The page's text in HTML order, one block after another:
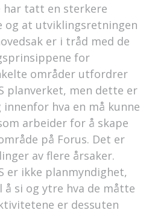
har tatt en sterkere
og at utviklingsretningen
er i tråd med de
for
områder utfordrer
planverket, men dette er
hva en må kunne
arbeider for å skape
på Forus. Det er
av flere årsaker.
er ikke planmyndighet,
si og ytre hva de måtte
er dessuten